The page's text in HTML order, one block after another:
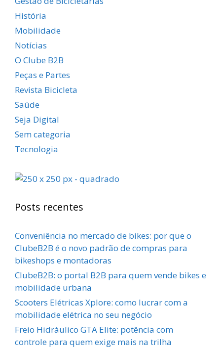
História
Mobilidade
Notícias
O Clube B2B
Peças e Partes
Revista Bicicleta
Saúde
Seja Digital
Sem categoria
Tecnologia
Posts recentes
Conveniência no mercado de bikes: por que o
ClubeB2B é o novo padrão de compras para
bikeshops e montadoras
ClubeB2B: o portal B2B para quem vende bikes e
mobilidade urbana
Scooters Elétricas Xplore: como lucrar com a
mobilidade elétrica no seu negócio
Freio Hidráulico GTA Elite: potência com
controle para quem exige mais na trilha